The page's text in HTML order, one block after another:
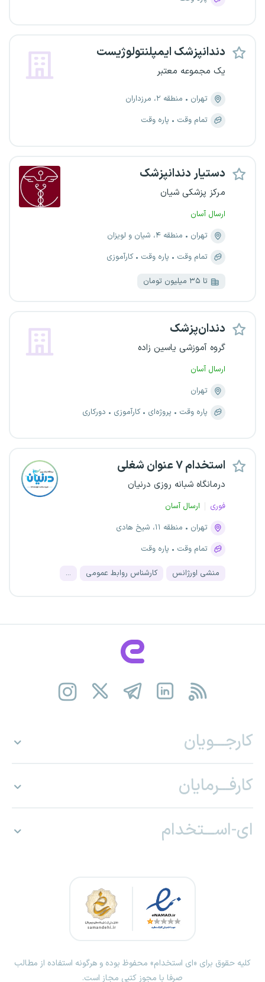
دندانپزشک ایمپلنتولوژیست
یک مجموعه معتبر
تهران
منطقه ۲، مرزداران
تمام وقت
پاره وقت
دستیار دندانپزشک
مرکز پزشکی شیان
ارسال آسان
تهران
منطقه ۴، شیان و لویزان
تمام وقت
پاره وقت کارآموزی
تا ۳۵ میلیون تومان
دندان‌پزشک
گروه آموزشی یاسین زاده
ارسال آسان
تهران
پاره وقت
پروژه‌ای کارآموزی دورکاری
استخدام ۷ عنوان شغلی
درمانگاه شبانه روزی درنیان
فوری
ارسال آسان
تهران
منطقه ۱۱، شیخ هادی
تمام وقت
پاره وقت
منشی اورژانس کارشناس روابط عمومی ...
کارجـــویان
کارفـــرمایان
ای-اســـتخدام
کلیه حقوق برای «ای استخدام» محفوظ بوده و هرگونه استفاده از مطالب
صرفا با مجوز کتبی مجاز است.